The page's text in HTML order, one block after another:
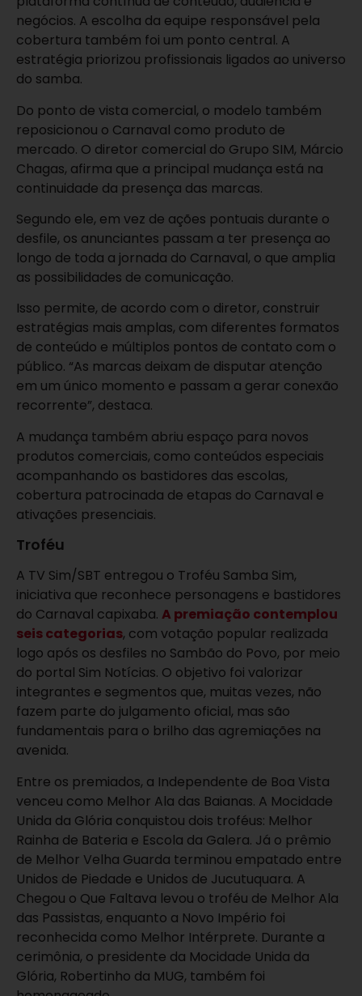
negócios. A escolha da equipe responsável pela
cobertura também foi um ponto central. A
estratégia priorizou profissionais ligados ao universo
do samba.
Do ponto de vista comercial, o modelo também
reposicionou o Carnaval como produto de
mercado. O diretor comercial do Grupo SIM, Márcio
Chagas, afirma que a principal mudança está na
continuidade da presença das marcas.
Segundo ele, em vez de ações pontuais durante o
desfile, os anunciantes passam a ter presença ao
longo de toda a jornada do Carnaval, o que amplia
as possibilidades de comunicação.
Isso permite, de acordo com o diretor, construir
estratégias mais amplas, com diferentes formatos
de conteúdo e múltiplos pontos de contato com o
público. “As marcas deixam de disputar atenção
em um único momento e passam a gerar conexão
recorrente”, destaca.
A mudança também abriu espaço para novos
produtos comerciais, como conteúdos especiais
acompanhando os bastidores das escolas,
cobertura patrocinada de etapas do Carnaval e
ativações presenciais.
Troféu
A TV Sim/SBT entregou o Troféu Samba Sim,
iniciativa que reconhece personagens e bastidores
do Carnaval capixaba. A premiação contemplou
seis categorias, com votação popular realizada
logo após os desfiles no Sambão do Povo, por meio
do portal Sim Notícias. O objetivo foi valorizar
integrantes e segmentos que, muitas vezes, não
fazem parte do julgamento oficial, mas são
fundamentais para o brilho das agremiações na
avenida.
Entre os premiados, a Independente de Boa Vista
venceu como Melhor Ala das Baianas. A Mocidade
Unida da Glória conquistou dois troféus: Melhor
Rainha de Bateria e Escola da Galera. Já o prêmio
de Melhor Velha Guarda terminou empatado entre
Unidos de Piedade e Unidos de Jucutuquara. A
Chegou o Que Faltava levou o troféu de Melhor Ala
das Passistas, enquanto a Novo Império foi
reconhecida como Melhor Intérprete. Durante a
cerimônia, o presidente da Mocidade Unida da
Glória, Robertinho da MUG, também foi